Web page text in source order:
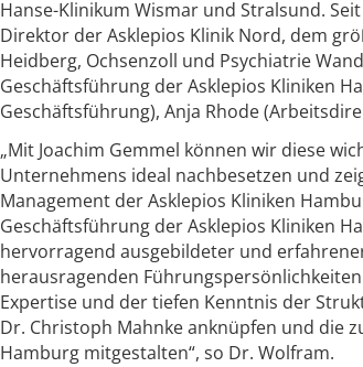
Hanse-Klinikum Wismar und Stralsund.
Direktor der Asklepios Klinik Nord, dem
Heidberg, Ochsenzoll und Psychiatrie
Geschäftsführung der Asklepios Kliniken
Geschäftsführung), Anja Rhode
„Mit Joachim Gemmel können wir diese
Unternehmens ideal nachbesetzen und
Management der Asklepios Kliniken
Geschäftsführung der Asklepios Kliniken
hervorragend ausgebildeter und
herausragenden
Expertise und der tiefen Kenntnis der
Dr. Christoph Mahnke anknüpfen und die
Hamburg mitgestalten“, so Dr. Wolfram.